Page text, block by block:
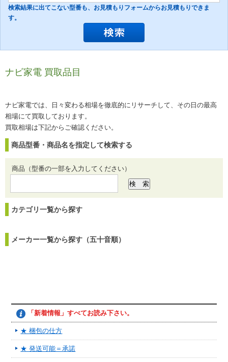
検索結果に出てこない型番も、お見積もりフォームからお見積もりできま
す。
ナビ家電 買取品目
ナビ家電では、日々変わる相場を徹底的にリサーチして、その日の最高
相場にて買取しております。
買取相場は下記からご確認ください。
商品型番・商品名を指定して検索する
商品（型番の一部を入力してください）
カテゴリ一覧から探す
メーカー一覧から探す（五十音順）
「新着情報」すべてお読み下さい。
★ 梱包の仕方
★ 発送可能＝承諾